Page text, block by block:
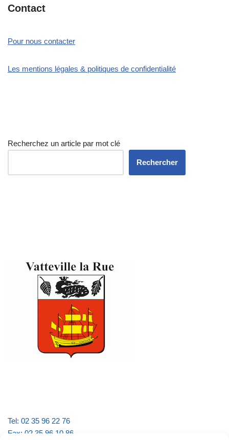
Contact
Pour nous contacter
Les mentions légales & politiques de confidentialité
Recherchez un article par mot clé
Rechercher
Tel: 02 35 96 22 76
Fax: 02 35 96 10 86